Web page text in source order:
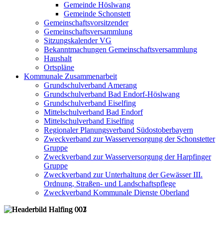
Gemeinde Höslwang
Gemeinde Schonstett
Gemeinschaftsvorsitzender
Gemeinschaftsversammlung
Sitzungskalender VG
Bekanntmachungen Gemeinschaftsversammlung
Haushalt
Ortspläne
Kommunale Zusammenarbeit
Grundschulverband Amerang
Grundschulverband Bad Endorf-Höslwang
Grundschulverband Eiselfing
Mittelschulverband Bad Endorf
Mittelschulverband Eiselfing
Regionaler Planungsverband Südostoberbayern
Zweckverband zur Wasserversorgung der Schonstetter
Gruppe
Zweckverband zur Wasserversorgung der Harpfinger
Gruppe
Zweckverband zur Unterhaltung der Gewässer III.
Ordnung, Straßen- und Landschaftspflege
Zweckverband Kommunale Dienste Oberland